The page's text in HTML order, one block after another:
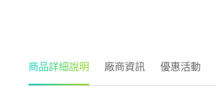
商品詳細說明 廠商資訊 優惠活動